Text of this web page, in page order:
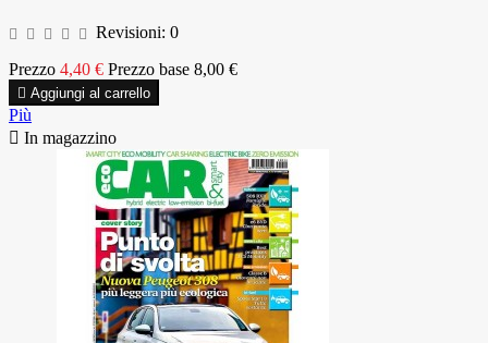
Revisioni: 0
Prezzo 4,40 € Prezzo base 8,00 €
 Aggiungi al carrello
Più
 In magazzino